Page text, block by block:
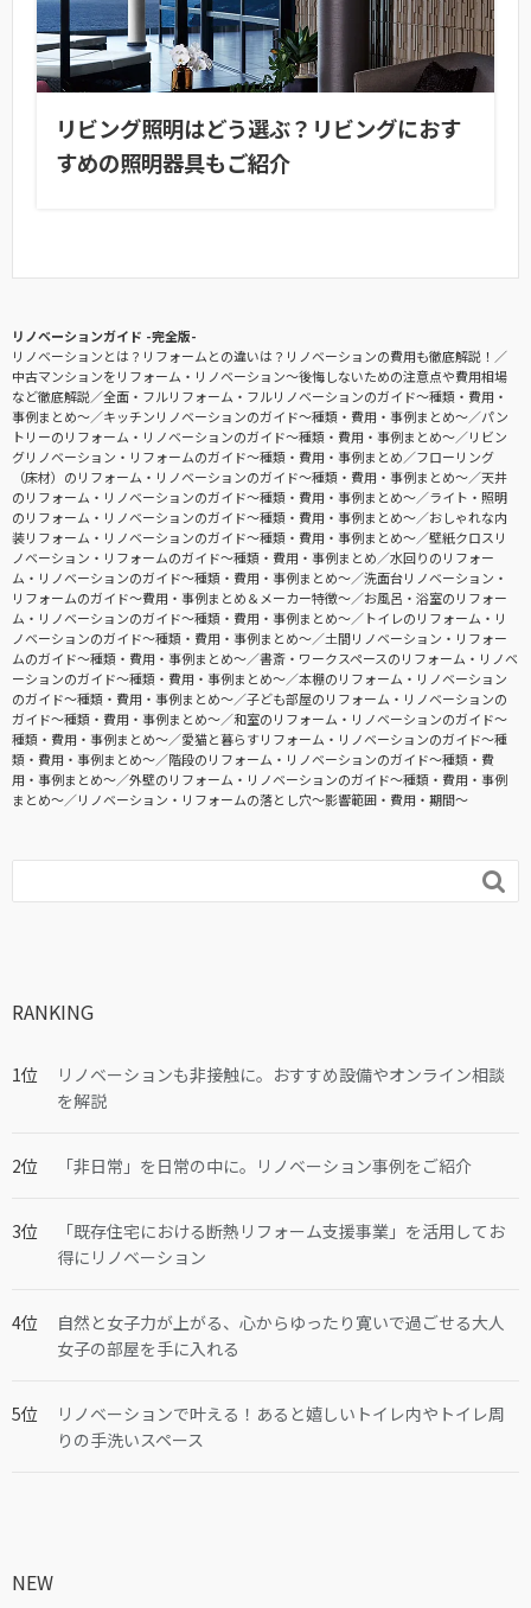
リビング照明はどう選ぶ？リビングにおす
すめの照明器具もご紹介
リノベーションガイド -完全版-
リノベーションとは？リフォームとの違いは？リノベーションの費用も徹底解説！
中古マンションをリフォーム・リノベーション〜後悔しないための注意点や費用相場
など徹底解説
全面・フルリフォーム・フルリノベーションのガイド〜種類・費用・
事例まとめ〜
キッチンリノベーションのガイド〜種類・費用・事例まとめ〜
パン
トリーのリフォーム・リノベーションのガイド〜種類・費用・事例まとめ〜
リビン
グリノベーション・リフォームのガイド〜種類・費用・事例まとめ
フローリング
（床材）のリフォーム・リノベーションのガイド〜種類・費用・事例まとめ〜
天井
のリフォーム・リノベーションのガイド〜種類・費用・事例まとめ〜
ライト・照明
のリフォーム・リノベーションのガイド〜種類・費用・事例まとめ〜
おしゃれな内
装リフォーム・リノベーションのガイド〜種類・費用・事例まとめ〜
壁紙クロスリ
ノベーション・リフォームのガイド〜種類・費用・事例まとめ
水回りのリフォー
ム・リノベーションのガイド〜種類・費用・事例まとめ〜
洗面台リノベーション・
リフォームのガイド〜費用・事例まとめ＆メーカー特徴〜
お風呂・浴室のリフォー
ム・リノベーションのガイド〜種類・費用・事例まとめ〜
トイレのリフォーム・リ
ノベーションのガイド〜種類・費用・事例まとめ〜
土間リノベーション・リフォー
ムのガイド〜種類・費用・事例まとめ〜
書斎・ワークスペースのリフォーム・リノベ
ーションのガイド〜種類・費用・事例まとめ〜
本棚のリフォーム・リノベーション
のガイド〜種類・費用・事例まとめ〜
子ども部屋のリフォーム・リノベーションの
ガイド〜種類・費用・事例まとめ〜
和室のリフォーム・リノベーションのガイド〜
種類・費用・事例まとめ〜
愛猫と暮らすリフォーム・リノベーションのガイド〜種
類・費用・事例まとめ〜
階段のリフォーム・リノベーションのガイド〜種類・費
用・事例まとめ〜
外壁のリフォーム・リノベーションのガイド〜種類・費用・事例
まとめ〜
リノベーション・リフォームの落とし穴～影響範囲・費用・期間～

RANKING
リノベーションも非接触に。おすすめ設備やオンライン相談
を解説
「非日常」を日常の中に。リノベーション事例をご紹介
「既存住宅における断熱リフォーム支援事業」を活用してお
得にリノベーション
自然と女子力が上がる、心からゆったり寛いで過ごせる大人
女子の部屋を手に入れる
リノベーションで叶える！あると嬉しいトイレ内やトイレ周
りの手洗いスペース
NEW